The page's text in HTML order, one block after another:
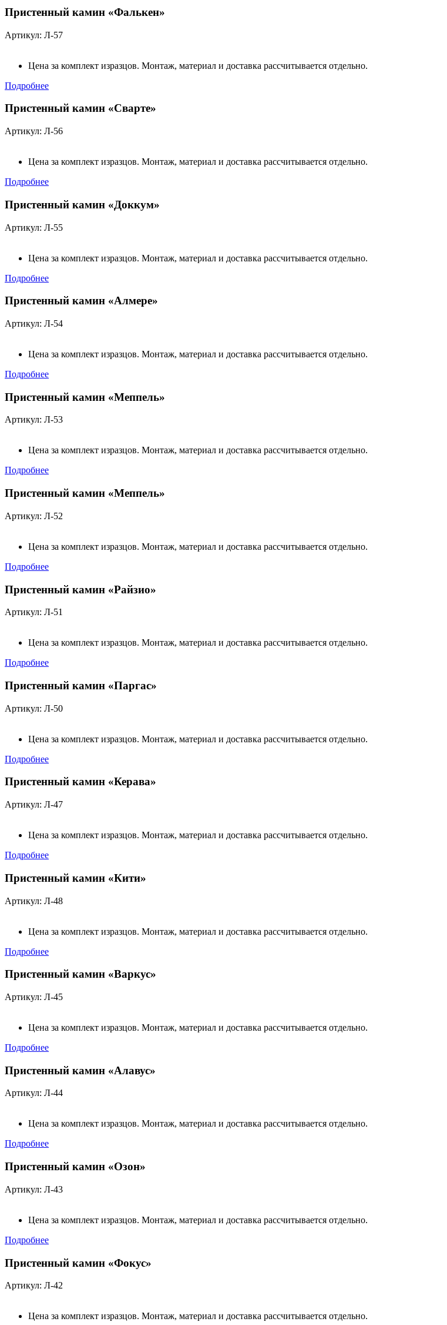
Пристенный камин «Фалькен»
Артикул: Л-57
Цена за комплект изразцов. Монтаж, материал и доставка рассчитывается отдельно.
Подробнее
Пристенный камин «Сварте»
Артикул: Л-56
Цена за комплект изразцов. Монтаж, материал и доставка рассчитывается отдельно.
Подробнее
Пристенный камин «Доккум»
Артикул: Л-55
Цена за комплект изразцов. Монтаж, материал и доставка рассчитывается отдельно.
Подробнее
Пристенный камин «Алмере»
Артикул: Л-54
Цена за комплект изразцов. Монтаж, материал и доставка рассчитывается отдельно.
Подробнее
Пристенный камин «Меппель»
Артикул: Л-53
Цена за комплект изразцов. Монтаж, материал и доставка рассчитывается отдельно.
Подробнее
Пристенный камин «Меппель»
Артикул: Л-52
Цена за комплект изразцов. Монтаж, материал и доставка рассчитывается отдельно.
Подробнее
Пристенный камин «Райзио»
Артикул: Л-51
Цена за комплект изразцов. Монтаж, материал и доставка рассчитывается отдельно.
Подробнее
Пристенный камин «Паргас»
Артикул: Л-50
Цена за комплект изразцов. Монтаж, материал и доставка рассчитывается отдельно.
Подробнее
Пристенный камин «Керава»
Артикул: Л-47
Цена за комплект изразцов. Монтаж, материал и доставка рассчитывается отдельно.
Подробнее
Пристенный камин «Кити»
Артикул: Л-48
Цена за комплект изразцов. Монтаж, материал и доставка рассчитывается отдельно.
Подробнее
Пристенный камин «Варкус»
Артикул: Л-45
Цена за комплект изразцов. Монтаж, материал и доставка рассчитывается отдельно.
Подробнее
Пристенный камин «Алавус»
Артикул: Л-44
Цена за комплект изразцов. Монтаж, материал и доставка рассчитывается отдельно.
Подробнее
Пристенный камин «Озон»
Артикул: Л-43
Цена за комплект изразцов. Монтаж, материал и доставка рассчитывается отдельно.
Подробнее
Пристенный камин «Фокус»
Артикул: Л-42
Цена за комплект изразцов. Монтаж, материал и доставка рассчитывается отдельно.